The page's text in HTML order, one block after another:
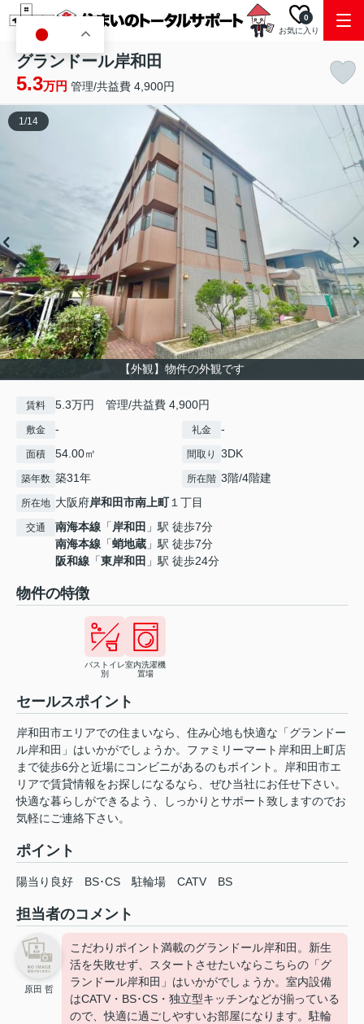
お気に入り
0
グランドール岸和田
5.3万円 管理/共益費 4,900円
【外観】物件の外観です
1/14
賃料 5.3万円 管理/共益費 4,900円
敷金 - 礼金 -
面積 54.00㎡ 間取り 3DK
築年数 築31年 所在階 3階/4階建
所在地 大阪府岸和田市南上町１丁目
交通 南海本線 「岸和田 」駅 徒歩7分
南海本線 「蛸地蔵 」駅 徒歩7分
阪和線 「東岸和田 」駅 徒歩24分
物件の特徴
バストイレ
別
室内洗濯機
置場
セールスポイント
岸和田市エリアでの住まいなら、住み心地も快適な「グランドー
ル岸和田」はいかがでしょうか。ファミリーマート岸和田上町店
まで徒歩6分と近場にコンビニがあるのもポイント。岸和田市エ
リアで賃貸情報をお探しになるなら、ぜひ当社にお任せ下さい。
快適な暮らしができるよう、しっかりとサポート致しますのでお
気軽にご連絡下さい。
ポイント
陽当り良好 BS･CS 駐輪場 CATV BS
担当者のコメント
原田 哲
こだわりポイント満載のグランドール岸和田。新生
活を失敗せず、スタートさせたいならこちらの「グ
ランドール岸和田」はいかがでしょうか。室内設備
はCATV・BS･CS・独立型キッチンなどが揃っている
ので、快適に過ごしやすいお部屋になります。駐輪